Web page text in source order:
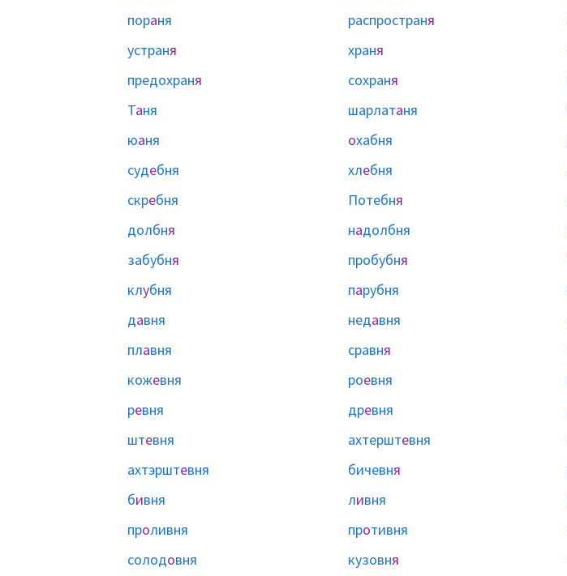
пораня распространя
устраня храня
предохраня сохраня
Таня шарлатаня
юаня охабня
судебня хлебня
скребня Потебня
долбня надолбня
забубня пробубня
клубня парубня
давня недавня
плавня сравня
кожевня роевня
ревня древня
штевня ахтерштевня
ахтэрштевня бичевня
бивня ливня
проливня противня
солодовня кузовня